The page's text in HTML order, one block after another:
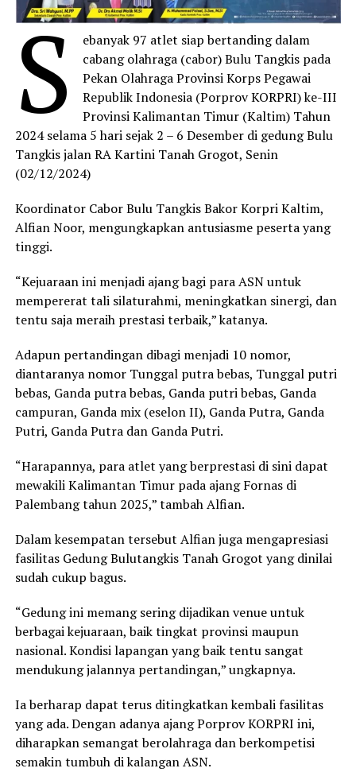
S
ebanyak 97 atlet siap bertanding dalam
cabang olahraga (cabor) Bulu Tangkis pada
Pekan Olahraga Provinsi Korps Pegawai
Republik Indonesia (Porprov KORPRI) ke-III
Provinsi Kalimantan Timur (Kaltim) Tahun
2024 selama 5 hari sejak 2 – 6 Desember di gedung Bulu
Tangkis jalan RA Kartini Tanah Grogot, Senin
(02/12/2024)
Koordinator Cabor Bulu Tangkis Bakor Korpri Kaltim,
Alfian Noor, mengungkapkan antusiasme peserta yang
tinggi.
“Kejuaraan ini menjadi ajang bagi para ASN untuk
mempererat tali silaturahmi, meningkatkan sinergi, dan
tentu saja meraih prestasi terbaik,” katanya.
Adapun pertandingan dibagi menjadi 10 nomor,
diantaranya nomor Tunggal putra bebas, Tunggal putri
bebas, Ganda putra bebas, Ganda putri bebas, Ganda
campuran, Ganda mix (eselon II), Ganda Putra, Ganda
Putri, Ganda Putra dan Ganda Putri.
“Harapannya, para atlet yang berprestasi di sini dapat
mewakili Kalimantan Timur pada ajang Fornas di
Palembang tahun 2025,” tambah Alfian.
Dalam kesempatan tersebut Alfian juga mengapresiasi
fasilitas Gedung Bulutangkis Tanah Grogot yang dinilai
sudah cukup bagus.
“Gedung ini memang sering dijadikan venue untuk
berbagai kejuaraan, baik tingkat provinsi maupun
nasional. Kondisi lapangan yang baik tentu sangat
mendukung jalannya pertandingan,” ungkapnya.
Ia berharap dapat terus ditingkatkan kembali fasilitas
yang ada. Dengan adanya ajang Porprov KORPRI ini,
diharapkan semangat berolahraga dan berkompetisi
semakin tumbuh di kalangan ASN.